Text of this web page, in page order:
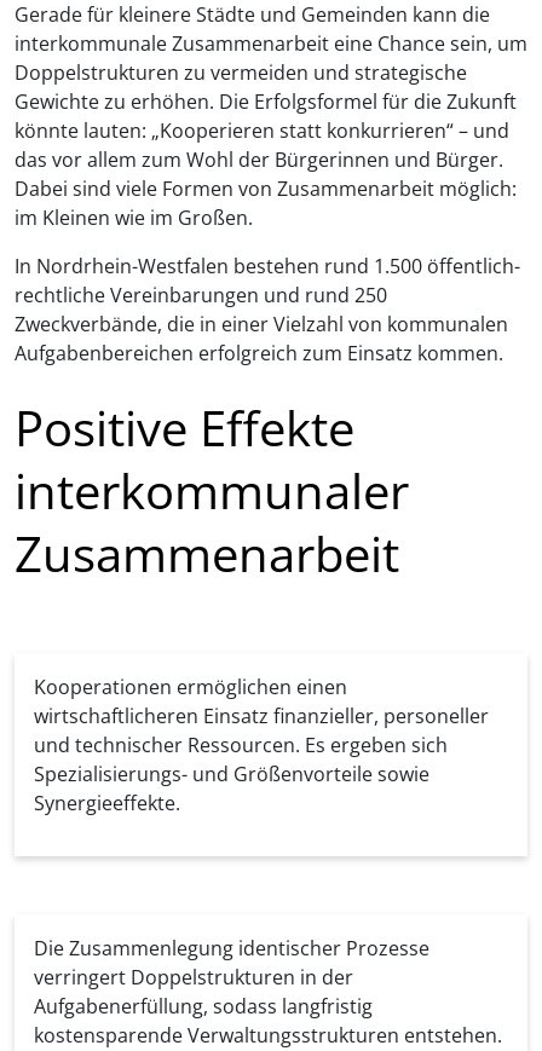
Gerade für kleinere Städte und Gemeinden kann die
interkommunale Zusammenarbeit eine Chance sein, um
Doppelstrukturen zu vermeiden und strategische
Gewichte zu erhöhen. Die Erfolgsformel für die Zukunft
könnte lauten: „Kooperieren statt konkurrieren“ – und
das vor allem zum Wohl der Bürgerinnen und Bürger.
Dabei sind viele Formen von Zusammenarbeit möglich:
im Kleinen wie im Großen.
In Nordrhein-Westfalen bestehen rund 1.500 öffentlich-
rechtliche Vereinbarungen und rund 250
Zweckverbände, die in einer Vielzahl von kommunalen
Aufgabenbereichen erfolgreich zum Einsatz kommen.
Positive Effekte
interkommunaler
Zusammenarbeit
Kooperationen ermöglichen einen
wirtschaftlicheren Einsatz finanzieller, personeller
und technischer Ressourcen. Es ergeben sich
Spezialisierungs- und Größenvorteile sowie
Synergieeffekte.
Die Zusammenlegung identischer Prozesse
verringert Doppelstrukturen in der
Aufgabenerfüllung, sodass langfristig
kostensparende Verwaltungsstrukturen entstehen.